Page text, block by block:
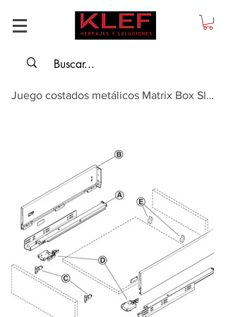
Juego costados metálicos Matrix Box Slim A, gris claro, push to open, altura ...